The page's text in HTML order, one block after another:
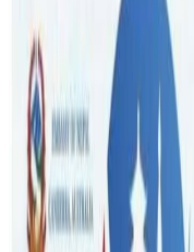
Nepaltube Australia